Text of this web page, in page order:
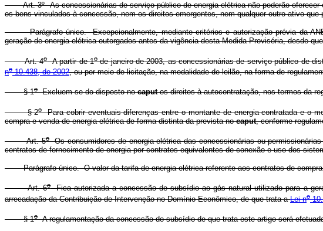
Art. 3º As concessionárias de serviço público de energia elétrica não poderão oferecer
os bens vinculados à concessão, nem os direitos emergentes, nem qualquer outro ativo
Parágrafo único. Excepcionalmente, mediante critérios e autorização prévia da
geração de energia elétrica outorgados antes da vigência desta Medida Provisória, desde
Art. 4oA partir de 1ode janeiro de 2003, as concessionárias de serviço público de
no10.438, de 2002, ou por meio de licitação, na modalidade de leilão, na forma de
§ 1oExcluem-se do disposto nocaputos direitos à autocontratação, nos termos da
§ 2oPara cobrir eventuais diferenças entre o montante de energia contratada e o
compra e venda de energia elétrica de forma distinta da prevista nocaput, conforme
Art. 5oOs consumidores de energia elétrica das concessionárias ou
contratos de fornecimento de energia por contratos equivalentes de conexão e uso dos
Parágrafo único. O valor da tarifa de energia elétrica referente aos contratos de
Art. 6oFica autorizada a concessão de subsídio ao gás natural utilizado para a
arrecadação da Contribuição de Intervenção no Domínio Econômico, de que trata aLei no
§ 1oA regulamentação da concessão do subsídio de que trata este artigo será